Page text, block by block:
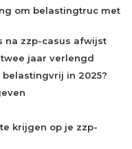
om belastingtruc met
na zzp-casus afwijst
jaar verlengd
in 2025?
krijgen op je zzp-